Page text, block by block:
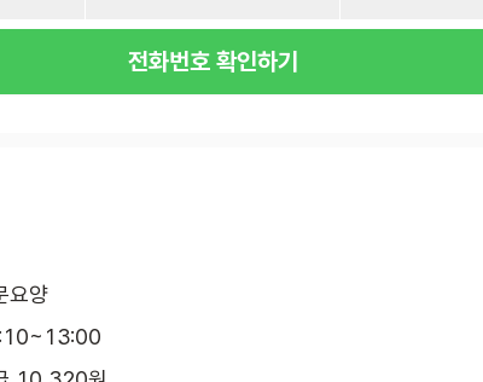
전화번호 확인하기
요양